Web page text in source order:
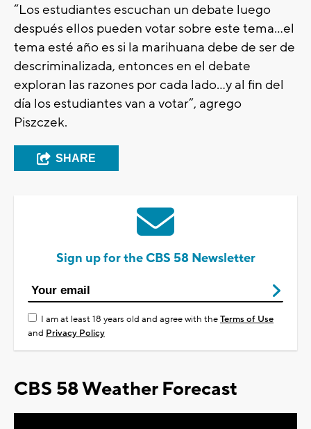
“Los estudiantes escuchan un debate luego
después ellos pueden votar sobre este tema...el
tema esté año es si la marihuana debe de ser de
descriminalizada, entonces en el debate
exploran las razones por cada lado…y al fin del
día los estudiantes van a votar”, agrego
Piszczek.
SHARE
Sign up for the CBS 58 Newsletter
I am at least 18 years old and agree with theTerms of Use
and Privacy Policy
CBS 58 Weather Forecast